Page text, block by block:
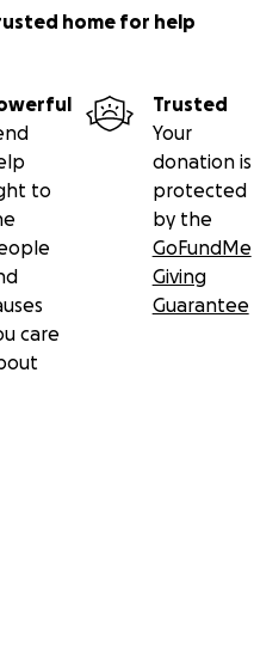
home for help
to
care
Trusted
Your
donation is
protected
by the
GoFundMe
Giving
Guarantee